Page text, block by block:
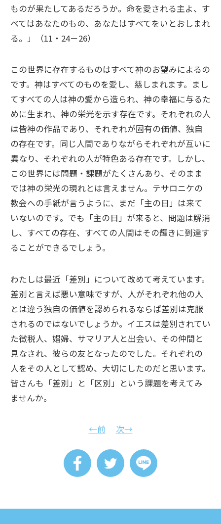
ものが果たしてあるだろうか。命を愛される主よ、す
べてはあなたのもの、あなたはすべてをいとおしまれ
る。」（11・24－26）
この世界に存在するものはすべて神のお望みによるの
です。神はすべてのものを愛し、慈しまれます。まし
てすべての人は神の愛から造られ、神の幸福に与るた
めに生まれ、神の栄光を示す存在です。それぞれの人
は皆神の作品であり、それぞれが固有の価値、独自
の存在です。同じ人間でありながらそれぞれが互いに
異なり、それぞれの人が特色ある存在です。しかし、
この世界には問題・課題がたくさんあり、そのまま
では神の栄光の現れとは言えません。テサロニケの
教会への手紙が言うように、まだ「主の日」は来て
いないのです。でも「主の日」が来ると、問題は解消
し、すべての存在、すべての人間はその輝きに到達す
ることができるでしょう。
わたしは最近「差別」について改めて考えています。
差別と言えば悪い意味ですが、人がそれぞれ他の人
とは違う独自の価値を認められるならば差別は克服
されるのではないでしょうか。イエスは差別されてい
た徴税人、娼婦、サマリア人と出会い、その仲間と
見なされ、彼らの友となったのでした。それぞれの
人をその人として認め、大切にしたのだと思います。
皆さんも「差別」と「区別」という課題を考えてみ
ませんか。
←前 次→